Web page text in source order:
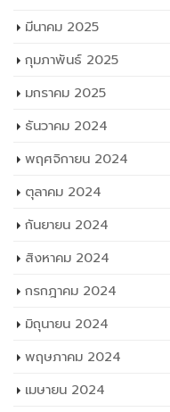
มีนาคม 2025
กุมภาพันธ์ 2025
มกราคม 2025
ธันวาคม 2024
พฤศจิกายน 2024
ตุลาคม 2024
กันยายน 2024
สิงหาคม 2024
กรกฎาคม 2024
มิถุนายน 2024
พฤษภาคม 2024
เมษายน 2024